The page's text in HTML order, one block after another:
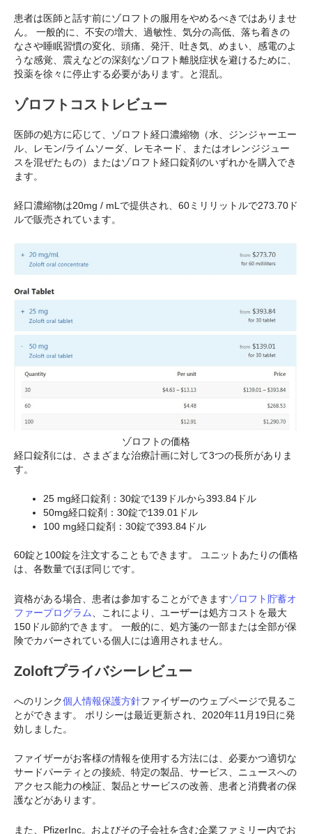
患者は医師と話す前にゾロフトの服用をやめるべきではありませ
ん。 一般的に、不安の増大、過敏性、気分の高低、落ち着きの
なさや睡眠習慣の変化、頭痛、発汗、吐き気、めまい、感電のよ
うな感覚、震えなどの深刻なゾロフト離脱症状を避けるために、
投薬を徐々に停止する必要があります。と混乱。
ゾロフトコストレビュー
医師の処方に応じて、ゾロフト経口濃縮物（水、ジンジャーエー
ル、レモン/ライムソーダ、レモネード、またはオレンジジュー
スを混ぜたもの）またはゾロフト経口錠剤のいずれかを購入でき
ます。
経口濃縮物は20mg / mLで提供され、60ミリリットルで273.70ド
ルで販売されています。
ゾロフトの価格
経口錠剤には、さまざまな治療計画に対して3つの長所がありま
す。
25 mg経口錠剤：30錠で139ドルから393.84ドル
50mg経口錠剤：30錠で139.01ドル
100 mg経口錠剤：30錠で393.84ドル
60錠と100錠を注文することもできます。 ユニットあたりの価格
は、各数量でほぼ同じです。
資格がある場合、患者は参加することができますゾロフト貯蓄オ
ファープログラム
、これにより、ユーザーは処方コストを最大
150ドル節約できます。 一般的に、処方箋の一部または全部が保
険でカバーされている個人には適用されません。
Zoloftプライバシーレビュー
へのリンク個人情報保護方針ファイザーのウェブページで見るこ
とができます。 ポリシーは最近更新され、2020年11月19日に発
効しました。
ファイザーがお客様の情報を使用する方法には、必要かつ適切な
サードパーティとの接続、特定の製品、サービス、ニュースへの
アクセス能力の検証、製品とサービスの改善、患者と消費者の保
護などがあります。
また、PfizerInc。およびその子会社を含む企業ファミリー内でお